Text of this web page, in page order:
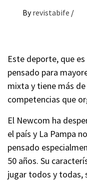
By revistabife /
Este deporte, que
pensado para
mixta y tiene más
competencias que
El Newcom ha
el país y La Pampa
pensado
50 años. Su
jugar todos y todas,